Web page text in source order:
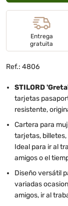
Entrega
gratuita
Ref.: 4806
STILORD
tarjetas
resistente,
Cartera para
tarjetas,
Ideal para ir al
amigos o el
Diseño versátil
variadas
amigos, ir al